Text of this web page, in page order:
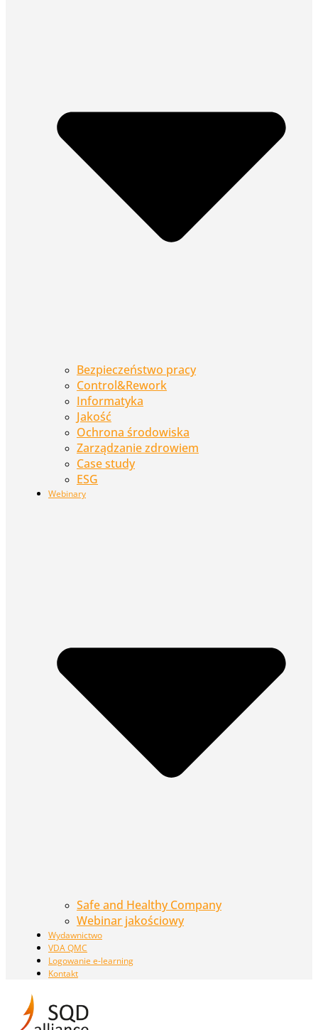
Bezpieczeństwo pracy
Control&Rework
Informatyka
Jakość
Ochrona środowiska
Zarządzanie zdrowiem
Case study
ESG
Webinary
Safe and Healthy Company
Webinar jakościowy
Wydawnictwo
VDA QMC
Logowanie e-learning
Kontakt